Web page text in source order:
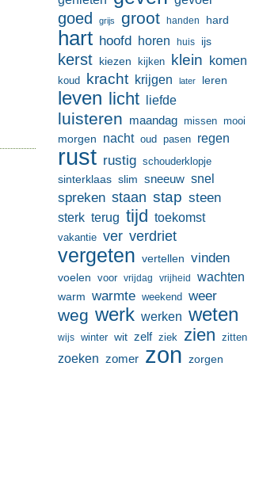
goed grijs groot handen hard
hart hoofd horen huis ijs
kerst kiezen kijken klein komen
koud kracht krijgen later leren
leven licht liefde
luisteren maandag missen mooi
morgen nacht oud pasen regen
rust rustig schouderklopje
sinterklaas slim sneeuw snel
spreken staan stap steen
sterk terug tijd toekomst
vakantie ver verdriet
vergeten vertellen vinden
voelen voor vrijdag vrijheid wachten
warm warmte weekend weer
weg werk werken weten
wijs winter wit zelf ziek zien zitten
zoeken zomer zon zorgen